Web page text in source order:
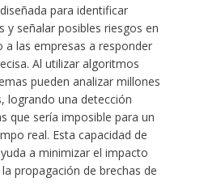
para identificar
y señalar posibles riesgos en
a las empresas a responder
Al utilizar algoritmos
pueden analizar millones
logrando una detección
que sería imposible para un
real. Esta capacidad de
a minimizar el impacto
propagación de brechas de